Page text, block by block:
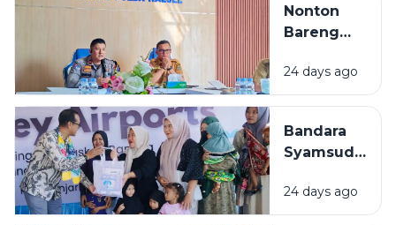
MTQ
Nasional
Nonton
Bareng
Dunia 2026
di Kalsel,
Siapkan
Dukungan
24 days ago
Bandara
Syamsudin
Salurkan
Bantuan
24 days ago